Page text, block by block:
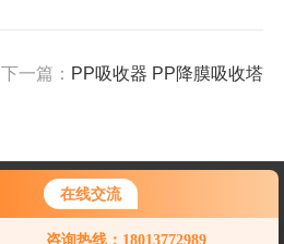
在线交流
咨询热线：18013772989
下一篇： PP吸收器 PP降膜吸收塔